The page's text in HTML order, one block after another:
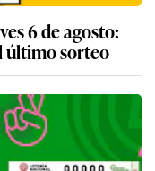
6 de agosto:
último sorteo